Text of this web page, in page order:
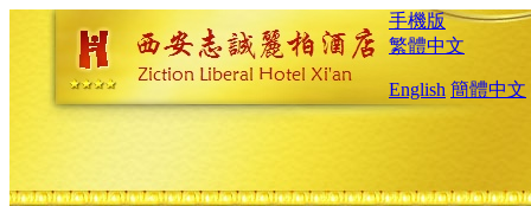
手機版
繁體中文
English 簡體中文